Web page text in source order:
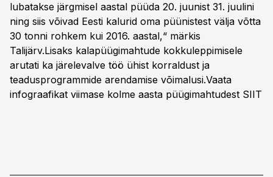
lubatakse järgmisel aastal püüda 20. juunist 31. juulini
ning siis võivad Eesti kalurid oma püünistest välja võtta
30 tonni rohkem kui 2016. aastal,“ märkis
Talijärv.Lisaks kalapüügimahtude kokkuleppimisele
arutati ka järelevalve töö ühist korraldust ja
teadusprogrammide arendamise võimalusi.Vaata
infograafikat viimase kolme aasta püügimahtudest SIIT